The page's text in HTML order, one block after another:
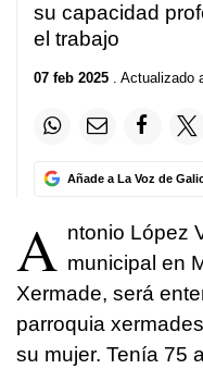
su capacidad
el trabajo
07 feb 2025 . Actualizado
Añade a La Voz de
A ntonio López
municipal en
Xermade, será
parroquia
su mujer. Tenía 75